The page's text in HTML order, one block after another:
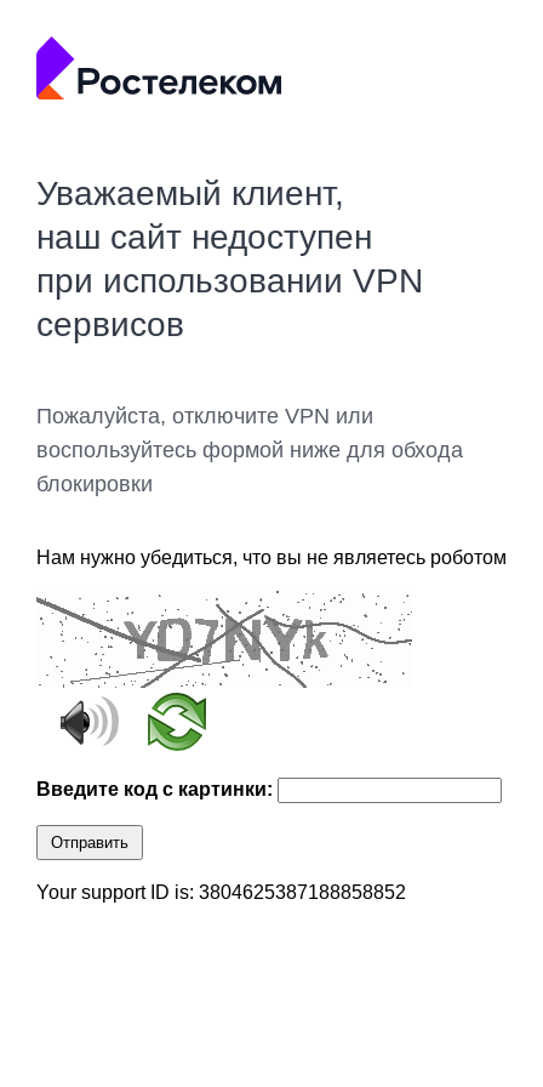
Уважаемый клиент,
наш сайт недоступен
при использовании VPN
сервисов
Пожалуйста, отключите VPN или
воспользуйтесь формой ниже для обхода
блокировки
Нам нужно убедиться, что вы не являетесь роботом
Введите код с картинки:
Отправить
Your support ID is: 3804625387188858852